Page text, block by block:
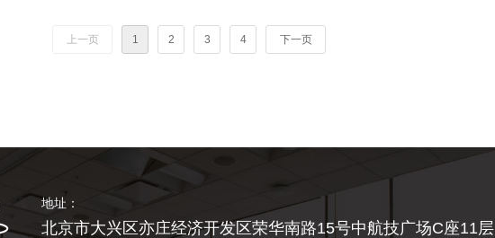
上一页 1 2 3 4 下一页
地址：
北京市大兴区亦庄经济开发区荣华南路15号中航技广场C座11层